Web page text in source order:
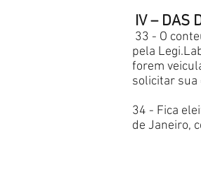
IV – DAS
33 - O
pela
forem
solicitar sua
34 - Fica
de Janeiro,